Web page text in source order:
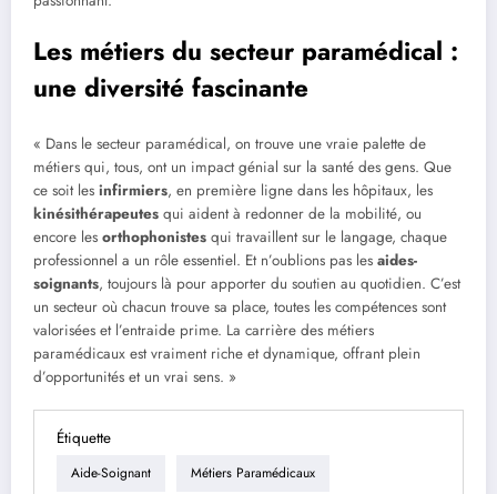
Les métiers du secteur paramédical :
une diversité fascinante
« Dans le secteur paramédical, on trouve une vraie palette de
métiers qui, tous, ont un impact génial sur la santé des gens. Que
ce soit les infirmiers, en première ligne dans les hôpitaux, les
kinésithérapeutes qui aident à redonner de la mobilité, ou
encore les orthophonistes qui travaillent sur le langage, chaque
professionnel a un rôle essentiel. Et n’oublions pas les aides-
soignants, toujours là pour apporter du soutien au quotidien. C’est
un secteur où chacun trouve sa place, toutes les compétences sont
valorisées et l’entraide prime. La carrière des métiers
paramédicaux est vraiment riche et dynamique, offrant plein
d’opportunités et un vrai sens. »
Étiquette
Aide-Soignant Métiers Paramédicaux